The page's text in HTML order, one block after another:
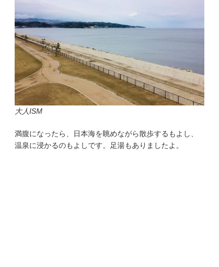
大人ISM
満腹になったら、日本海を眺めながら散歩するもよし、
温泉に浸かるのもよしです。足湯もありましたよ。